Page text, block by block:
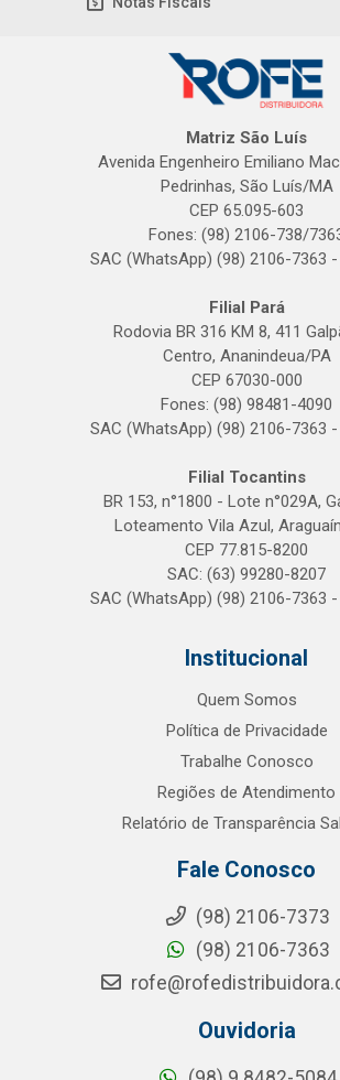
Matriz São Luís
Avenida Engenheiro Emiliano
Pedrinhas, São Luís/MA
CEP 65.095-603
Fones: (98) 2106-738/
SAC (WhatsApp) (98) 2106-7363
Filial Pará
Rodovia BR 316 KM 8, 411
Centro, Ananindeua/PA
CEP 67030-000
Fones: (98) 98481-4090
SAC (WhatsApp) (98) 2106-7363
Filial Tocantins
BR 153, n°1800 - Lote n°029A,
Loteamento Vila Azul,
CEP 77.815-8200
SAC: (63) 99280-8207
SAC (WhatsApp) (98) 2106-7363
Institucional
Quem Somos
Política de Privacidade
Trabalhe Conosco
Regiões de Atendimento
Relatório de Transparência
Fale Conosco
(98) 2106-7373
(98) 2106-7363
Ouvidoria